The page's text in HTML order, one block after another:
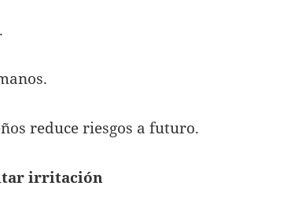
reduce riesgos a futuro.
irritación